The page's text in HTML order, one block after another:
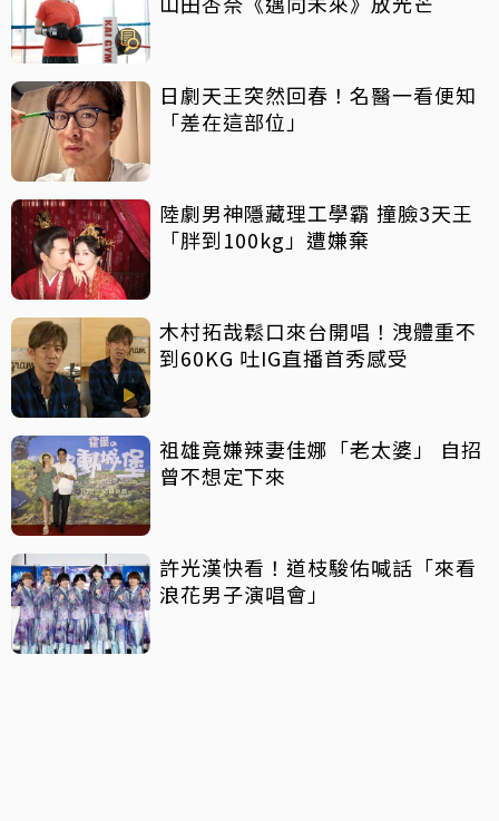
日劇天王突然回春！名醫一看便知
「差在這部位」
陸劇男神隱藏理工學霸 撞臉3天王
「胖到100kg」遭嫌棄
木村拓哉鬆口來台開唱！洩體重不
到60KG 吐IG直播首秀感受
祖雄竟嫌辣妻佳娜「老太婆」 自招
曾不想定下來
許光漢快看！道枝駿佑喊話「來看
浪花男子演唱會」